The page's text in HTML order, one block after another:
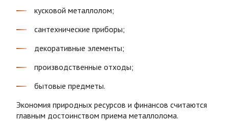
кусковой металлолом;
сантехнические приборы;
декоративные элементы;
производственные отходы;
бытовые предметы.
Экономия природных ресурсов и финансов считаются
главным достоинством приема металлолома.